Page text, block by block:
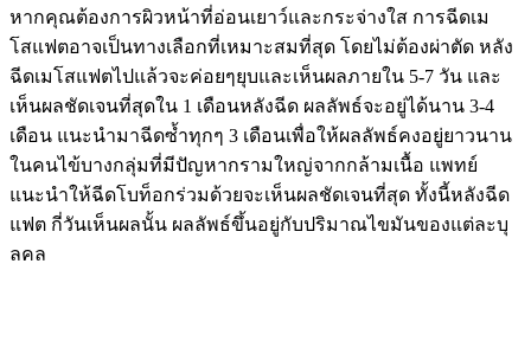
หากคุณต้องการผิวหน้าที่อ่อนเยาว์และกระจ่างใส การฉีดเม
โสแฟตอาจเป็นทางเลือกที่เหมาะสมที่สุด โดยไม่ต้องผ่าตัด หลัง
ฉีดเมโสแฟตไปแล้วจะค่อยๆยุบและเห็นผลภายใน 5-7 วัน และ
เห็นผลชัดเจนที่สุดใน 1 เดือนหลังฉีด ผลลัพธ์จะอยู่ได้นาน 3-4
เดือน แนะนำมาฉีดซ้ำทุกๆ 3 เดือนเพื่อให้ผลลัพธ์คงอยู่ยาวนาน
ในคนไข้บางกลุ่มที่มีปัญหากรามใหญ่จากกล้ามเนื้อ แพทย์
แนะนำให้ฉีดโบท็อกร่วมด้วยจะเห็นผลชัดเจนที่สุด ทั้งนี้หลังฉีด
แฟต กี่วันเห็นผลนั้น ผลลัพธ์ขึ้นอยู่กับปริมาณไขมันของแต่ละบุ
ลคล